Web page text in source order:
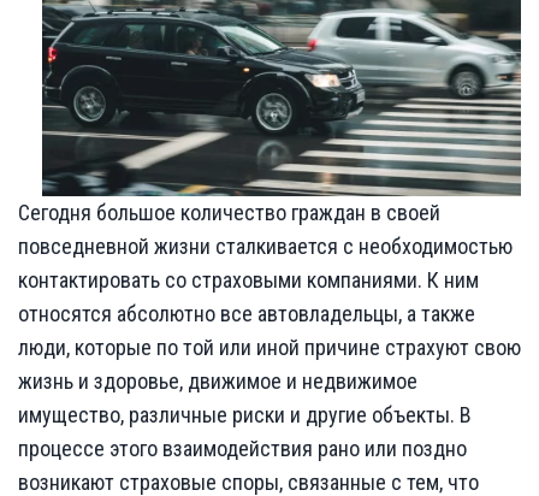
Сегодня большое количество граждан в своей
повседневной жизни сталкивается с необходимостью
контактировать со страховыми компаниями. К ним
относятся абсолютно все автовладельцы, а также
люди, которые по той или иной причине страхуют свою
жизнь и здоровье, движимое и недвижимое
имущество, различные риски и другие объекты. В
процессе этого взаимодействия рано или поздно
возникают страховые споры, связанные с тем, что